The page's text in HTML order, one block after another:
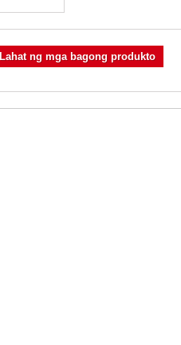
Lahat ng mga bagong produkto